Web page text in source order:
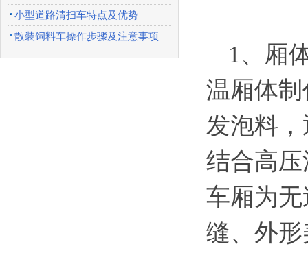
展示
小型道路清扫车特点及优势
散装饲料车操作步骤及注意事项
1、厢
温厢体
发泡料
结合高
车厢为
缝、外